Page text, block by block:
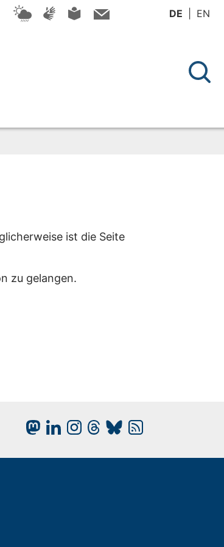
DE EN
ist die Seite
zu gelangen.